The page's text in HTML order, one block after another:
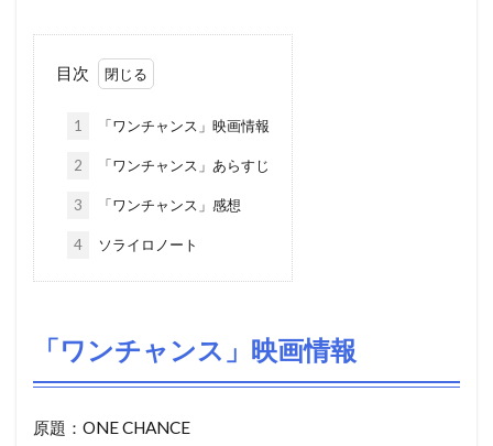
目次
1 「ワンチャンス」映画情報
2 「ワンチャンス」あらすじ
3 「ワンチャンス」感想
4 ソライロノート
「ワンチャンス」映画情報
原題：ONE CHANCE